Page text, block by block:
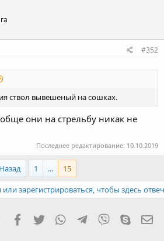
#352
ствол вывешеный на сошках.
они на стрельбу никак не
Последнее редактирование: 10.10.2019
Назад 1 ...
15
зарегистрироваться, чтобы здесь
Одноклассники
Facebook
TwitterWhatsAppTelegram
Viber Skype